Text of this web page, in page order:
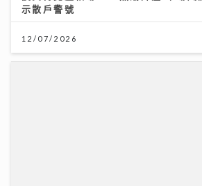
示散戶警號
12/07/2026